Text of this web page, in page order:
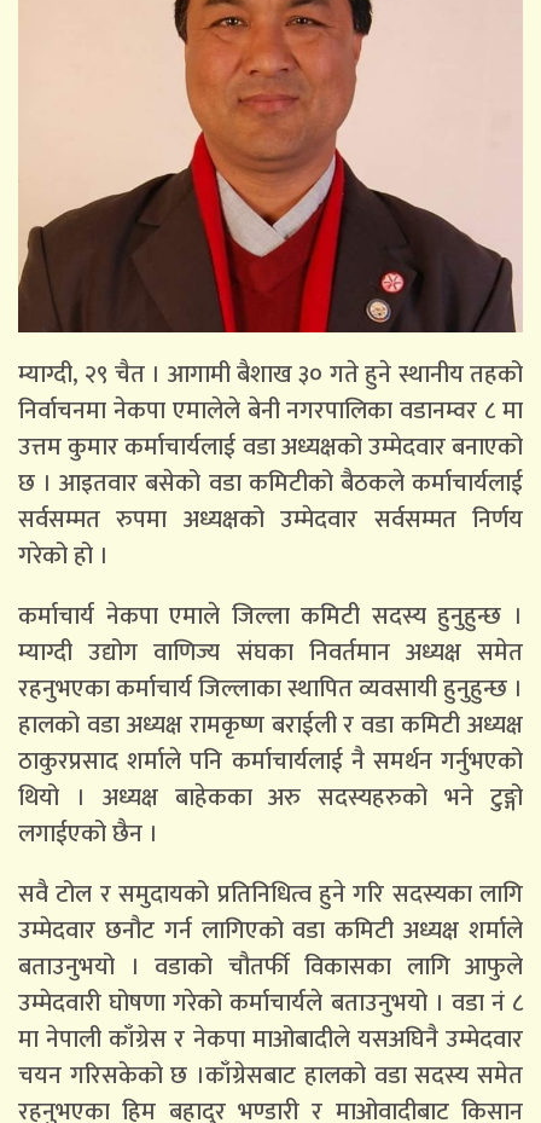
म्याग्दी, २९ चैत । आगामी बैशाख ३० गते हुने स्थानीय तहको
निर्वाचनमा नेकपा एमालेले बेनी नगरपालिका वडानम्वर ८ मा
उत्तम कुमार कर्माचार्यलाई वडा अध्यक्षको उम्मेदवार बनाएको
छ । आइतवार बसेको वडा कमिटीको बैठकले कर्माचार्यलाई
सर्वसम्मत रुपमा अध्यक्षको उम्मेदवार सर्वसम्मत निर्णय
गरेको हो ।
कर्माचार्य नेकपा एमाले जिल्ला कमिटी सदस्य हुनुहुन्छ ।
म्याग्दी उद्योग वाणिज्य संघका निवर्तमान अध्यक्ष समेत
रहनुभएका कर्माचार्य जिल्लाका स्थापित व्यवसायी हुनुहुन्छ ।
हालको वडा अध्यक्ष रामकृष्ण बराईली र वडा कमिटी अध्यक्ष
ठाकुरप्रसाद शर्माले पनि कर्माचार्यलाई नै समर्थन गर्नुभएको
थियो । अध्यक्ष बाहेकका अरु सदस्यहरुको भने टुङ्गो
लगाईएको छैन ।
सवै टोल र समुदायको प्रतिनिधित्व हुने गरि सदस्यका लागि
उम्मेदवार छनौट गर्न लागिएको वडा कमिटी अध्यक्ष शर्माले
बताउनुभयो । वडाको चौतर्फी विकासका लागि आफुले
उम्मेदवारी घोषणा गरेको कर्माचार्यले बताउनुभयो । वडा नं ८
मा नेपाली काँग्रेस र नेकपा माओबादीले यसअघिनै उम्मेदवार
चयन गरिसकेको छ ।काँग्रेसबाट हालको वडा सदस्य समेत
रहनुभएका हिम बहादुर भण्डारी र माओवादीबाट किसान